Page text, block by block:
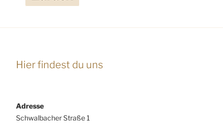
Hier findest du uns
Adresse
Schwalbacher Straße 1